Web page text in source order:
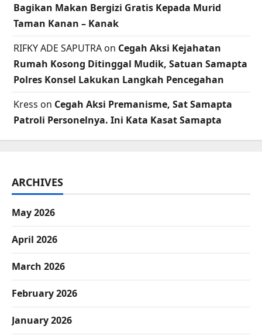
Bagikan Makan Bergizi Gratis Kepada Murid
Taman Kanan – Kanak
RIFKY ADE SAPUTRA on Cegah Aksi Kejahatan
Rumah Kosong Ditinggal Mudik, Satuan Samapta
Polres Konsel Lakukan Langkah Pencegahan
Kress on Cegah Aksi Premanisme, Sat Samapta
Patroli Personelnya. Ini Kata Kasat Samapta
ARCHIVES
May 2026
April 2026
March 2026
February 2026
January 2026